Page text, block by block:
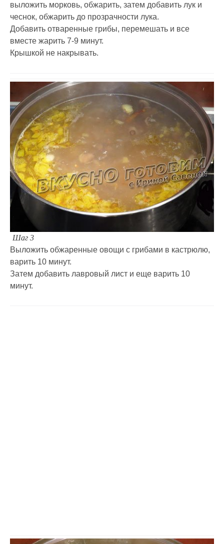
выложить морковь, обжарить, затем добавить лук и
чеснок, обжарить до прозрачности лука.
Добавить отваренные грибы, перемешать и все
вместе жарить 7-9 минут.
Крышкой не накрывать.
Шаг 3
Выложить обжаренные овощи с грибами в кастрюлю,
варить 10 минут.
Затем добавить лавровый лист и еще варить 10
минут.